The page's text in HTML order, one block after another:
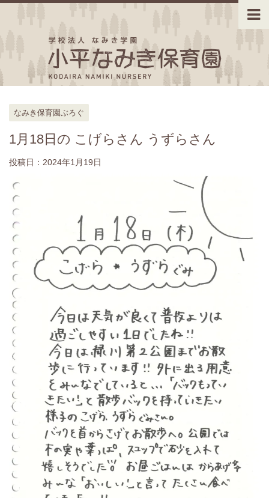
なみき保育園ぶろぐ
1月18日の こげらさん うずらさん
投稿日： 2024年1月19日